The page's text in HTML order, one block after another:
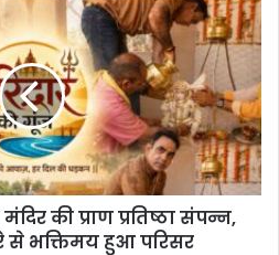
की प्राण प्रतिष्ठा संपन्न,
से भक्तिमय हुआ परिसर